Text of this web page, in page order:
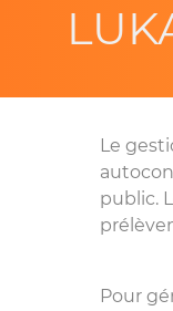
Le
public.
Pour